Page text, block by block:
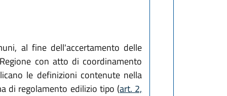
al fine dell'accertamento delle
con atto di coordinamento
le definizioni contenute nella
di regolamento edilizio tipo (art. 2,